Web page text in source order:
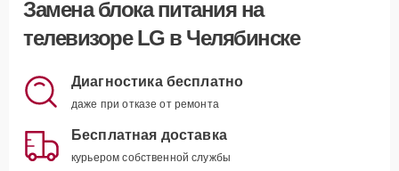
Замена блока питанияна
телевизоре LG в Челябинске
Диагностика бесплатно
даже при отказе от ремонта
Бесплатная доставка
курьером собственной службы